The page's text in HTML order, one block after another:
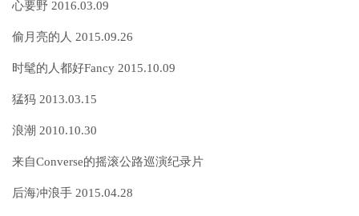
心要野 2016.03.09
偷月亮的人 2015.09.26
时髦的人都好Fancy 2015.10.09
猛犸 2013.03.15
浪潮 2010.10.30
来自Converse的摇滚公路巡演纪录片
后海冲浪手 2015.04.28